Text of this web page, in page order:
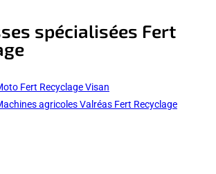
spécialisées Fert
Fert Recyclage Visan
agricoles Valréas Fert Recyclage